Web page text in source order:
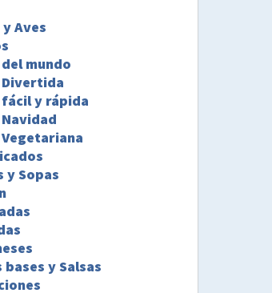
Aves
mundo
Divertida
fácil y rápida
y Sopas
bases y Salsas